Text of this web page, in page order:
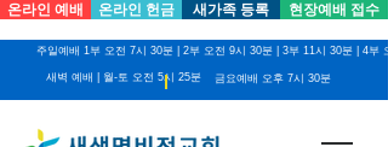
온라인 예배 온라인 헌금 새가족 등록 현장예배 접수
새벽 예배 | 월-토 오전 5시 25분
주일예배 1부 오전 7시 30분 | 2부 오전 9시 30분 | 3부 11시 30분 | 4부
금요예배 오후 7시 30분